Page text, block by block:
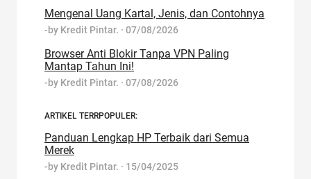
Mengenal Uang Kartal, Jenis, dan Contohnya
-by Kredit Pintar. · 07/08/2026
Browser Anti Blokir Tanpa VPN Paling
Mantap Tahun Ini!
-by Kredit Pintar. · 07/08/2026
ARTIKEL TERRPOPULER:
Panduan Lengkap HP Terbaik dari Semua
Merek
-by Kredit Pintar. · 15/04/2025